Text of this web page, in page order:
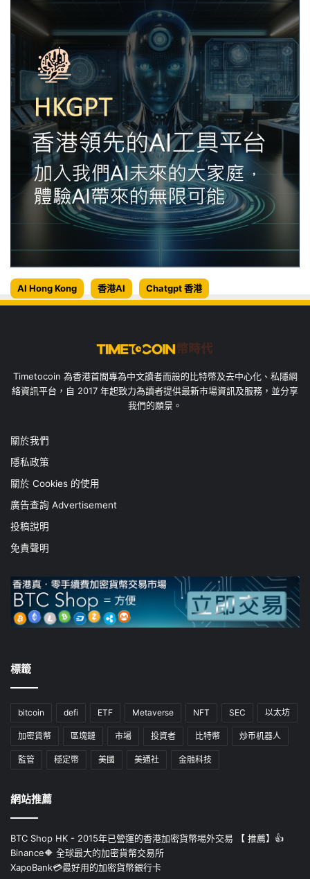
AI Hong Kong 香港AI Chatgpt 香港
Timetocoin 為香港首間專為中文讀者而設的比特幣及去中心化、私隱網
絡資訊平台，自 2017 年起致力為讀者提供最新市場資訊及服務，並分享
我們的願景。
關於我們
隱私政策
關於 Cookies 的使用
廣告查詢 Advertisement
投稿說明
免責聲明
標籤
bitcoin defi ETF Metaverse NFT SEC 以太坊
加密貨幣 區塊鏈 市場 投資者 比特幣 炒币机器人
監管 穩定幣 美國 美通社 金融科技
網站推薦
BTC Shop HK - 2015年已營運的香港加密貨幣埸外交易 【 推薦】👍
Binance🔶 全球最大的加密貨幣交易所
XapoBank💳最好用的加密貨幣銀行卡